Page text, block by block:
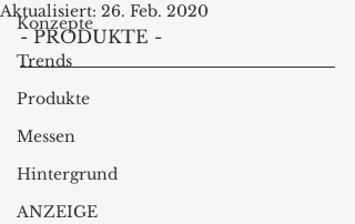
Konzepte
Trends
Produkte
Messen
Hintergrund
ANZEIGE
Aktualisiert: 26. Feb. 2020
- PRODUKTE -